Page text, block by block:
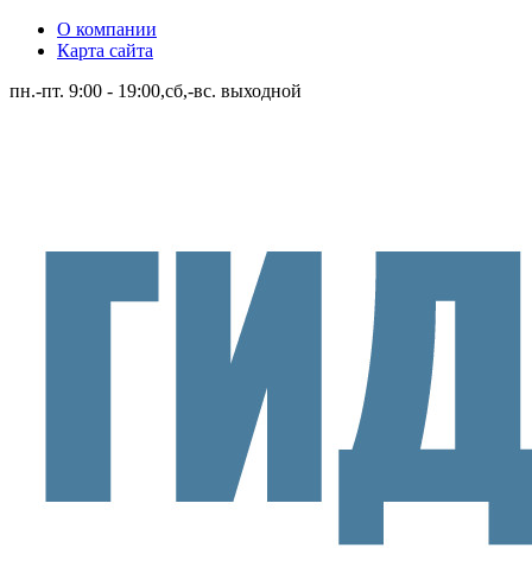
О компании
Карта сайта
пн.-пт. 9:00 - 19:00,сб,-вс. выходной